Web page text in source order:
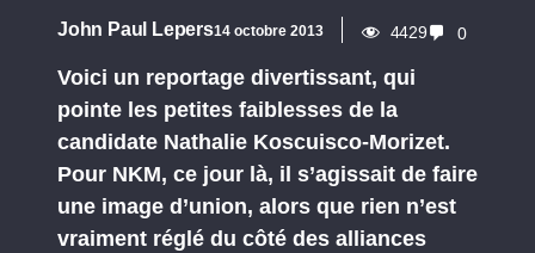
John Paul Lepers14 octobre 2013 4429 0
Voici un reportage divertissant, qui
pointe les petites faiblesses de la
candidate Nathalie Koscuisco-Morizet.
Pour NKM, ce jour là, il s’agissait de faire
une image d’union, alors que rien n’est
vraiment réglé du côté des alliances